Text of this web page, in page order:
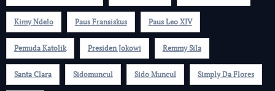
Kimy Ndelo Paus Fransiskus Paus Leo XIV
Pemuda Katolik Presiden Jokowi Remmy Sila
Santa Clara Sidomuncul Sido Muncul Simply Da Flores